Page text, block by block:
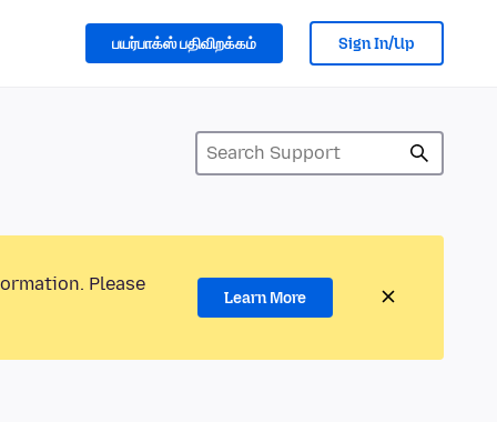
பயர்பாக்ஸ் பதிவிறக்கம் Sign In/Up
Please
Learn More